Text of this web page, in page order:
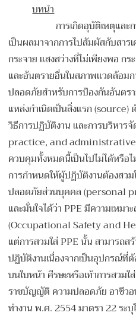
บทนำ
การเกิดอุบัติเหตุแล
เป็นผลมาจากการไปสัมผัสกับสาร
กระจาย แสงสว่างที่ไม่เพียงพอ ก
และอันตรายอื่นในสภาพแวดล้อม
ปลอดภัยสำหรับการป้องกันอันตร
แหล่งกำเนิดเป็นสิ่งแรก
วิธีการปฏิบัติงาน และการบริหา
practice, and administrative
ควบคุมทั้งหมดนี้เป็นไปไม่ได้หรือ
การกำหนดให้ผู้ปฏิบัติงานต้องสว
ปลอดภัยส่วนบุคคล (personal
และมั่นใจได้ว่า PPE มีความเหมา
(Occupational Safety and
แต่การสวมใส่ PPE นั้น สามารถ
ปฏิบัติงานเนื่องจากเป็นอุปกรณ์ที่
บนใบหน้า ศีรษะหรือเท้าการสวมใ
ราชบัญญัติ ความปลอดภัย อาชีว
ทํางาน พ.ศ. 2554 มาตรา 22 ระ